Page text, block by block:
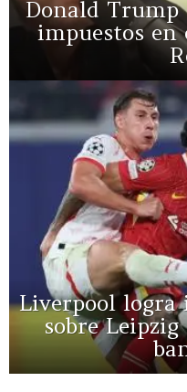
Donald
impuestos en
Liverpool
sobre Leipzig